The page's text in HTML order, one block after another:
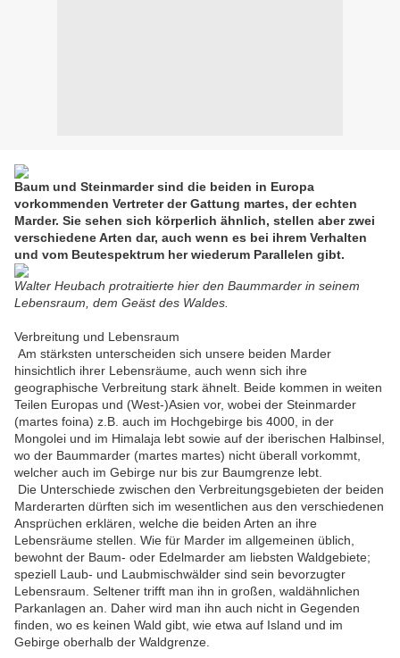
Baum und Steinmarder sind die beiden in Europa
vorkommenden Vertreter der Gattung martes, der echten
Marder. Sie sehen sich körperlich ähnlich, stellen aber zwei
verschiedene Arten dar, auch wenn es bei ihrem Verhalten
und vom Beutespektrum her wiederum Parallelen gibt.
Walter Heubach protraitierte hier den Baummarder in seinem
Lebensraum, dem Geäst des Waldes.
Verbreitung und Lebensraum
Am stärksten unterscheiden sich unsere beiden Marder
hinsichtlich ihrer Lebensräume, auch wenn sich ihre
geographische Verbreitung stark ähnelt. Beide kommen in weiten
Teilen Europas und (West-)Asien vor, wobei der Steinmarder
(martes foina) z.B. auch im Hochgebirge bis 4000, in der
Mongolei und im Himalaja lebt sowie auf der iberischen Halbinsel,
wo der Baummarder (martes martes) nicht überall vorkommt,
welcher auch im Gebirge nur bis zur Baumgrenze lebt.
Die Unterschiede zwischen den Verbreitungsgebieten der beiden
Marderarten dürften sich im wesentlichen aus den verschiedenen
Ansprüchen erklären, welche die beiden Arten an ihre
Lebensräume stellen. Wie für Marder im allgemeinen üblich,
bewohnt der Baum- oder Edelmarder am liebsten Waldgebiete;
speziell Laub- und Laubmischwälder sind sein bevorzugter
Lebensraum. Seltener trifft man ihn in großen, waldähnlichen
Parkanlagen an. Daher wird man ihn auch nicht in Gegenden
finden, wo es keinen Wald gibt, wie etwa auf Island und im
Gebirge oberhalb der Waldgrenze.